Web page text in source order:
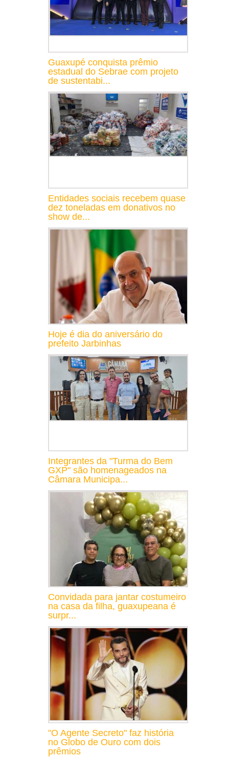
Guaxupé conquista prêmio
estadual do Sebrae com projeto
de sustentabi...
Entidades sociais recebem quase
dez toneladas em donativos no
show de...
Hoje é dia do aniversário do
prefeito Jarbinhas
Integrantes da "Turma do Bem
GXP" são homenageados na
Câmara Municipa...
Convidada para jantar costumeiro
na casa da filha, guaxupeana é
surpr...
"O Agente Secreto" faz história
no Globo de Ouro com dois
prêmios